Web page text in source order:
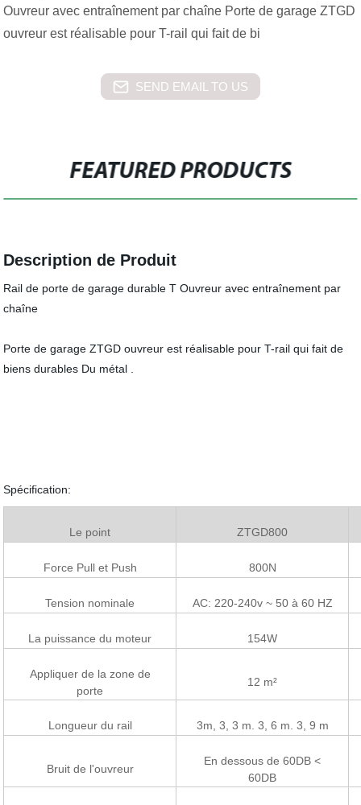
Ouvreur avec entraînement par chaîne Porte de garage ZTGD
ouvreur est réalisable pour T-rail qui fait de bi
SEND EMAIL TO US
FEATURED PRODUCTS
Description de Produit
Rail de porte de garage durable T Ouvreur avec entraînement par
chaîne
Porte de garage ZTGD ouvreur est réalisable pour T-rail qui fait de
biens durables Du métal .
Spécification:
Le point ZTGD800
Force Pull et Push 800N
Tension nominale AC: 220-240v ~ 50 à 60 HZ
La puissance du moteur 154W
Appliquer de la zone de
porte
12 m²
Longueur du rail 3m, 3, 3 m. 3, 6 m. 3, 9 m
Bruit de l'ouvreur
En dessous de 60DB <
60DB